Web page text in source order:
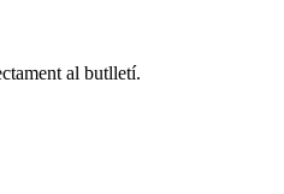
al butlletí.